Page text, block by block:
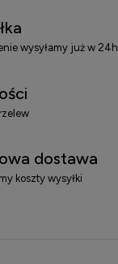
wysyłamy już w 24h
dostawa
koszty wysyłki